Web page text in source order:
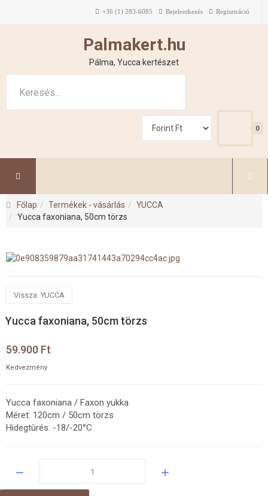
+36 (1) 283-6085 Bejelentkezés Regisztráció
Palmakert.hu
Pálma, Yucca kertészet
0
Főlap Termékek - vásárlás
YUCCA
Yucca faxoniana, 50cm törzs
Vissza: YUCCA
Yucca faxoniana, 50cm törzs
59.900 Ft
Kedvezmény
Yucca faxoniana / Faxon yukka
Méret: 120cm / 50cm törzs
Hidegtûrés: -18/-20°C